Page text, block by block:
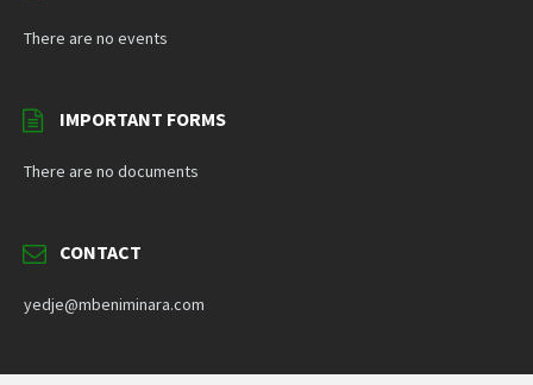
There are no events
IMPORTANT FORMS
There are no documents
CONTACT
yedje@mbeniminara.com